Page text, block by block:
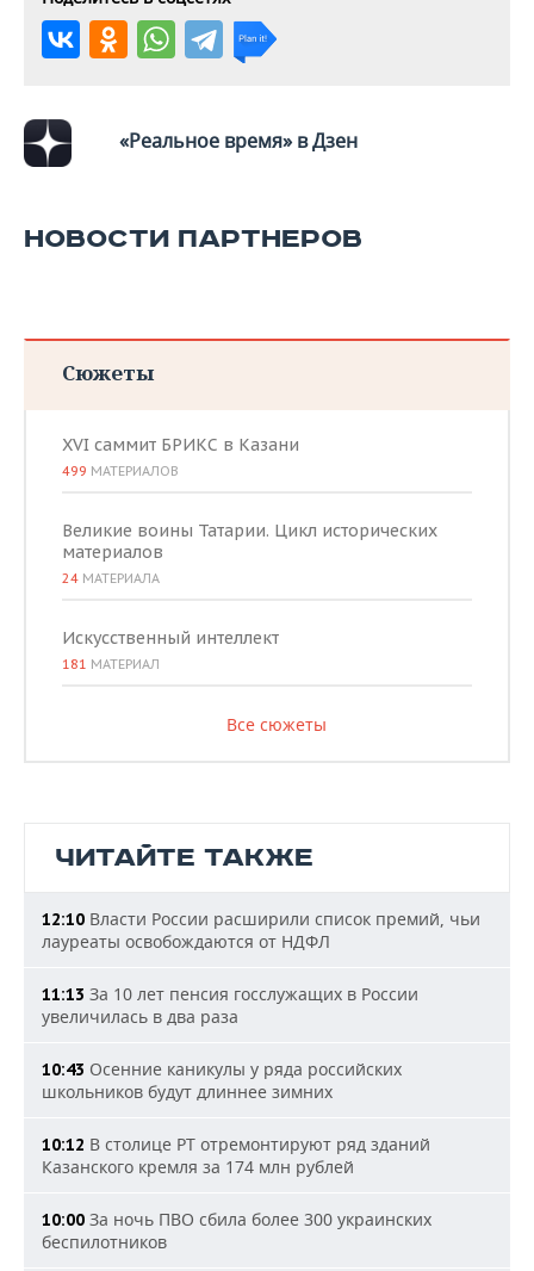
«Реальное время» в Дзен
НОВОСТИ ПАРТНЕРОВ
Сюжеты
XVI саммит БРИКС в Казани
499 МАТЕРИАЛОВ
Великие воины Татарии. Цикл исторических
материалов
24 МАТЕРИАЛА
Искусственный интеллект
181 МАТЕРИАЛ
Все сюжеты
ЧИТАЙТЕ ТАКЖЕ
12:10 Власти России расширили список премий, чьи
лауреаты освобождаются от НДФЛ
11:13 За 10 лет пенсия госслужащих в России
увеличилась в два раза
10:43 Осенние каникулы у ряда российских
школьников будут длиннее зимних
10:12 В столице РТ отремонтируют ряд зданий
Казанского кремля за 174 млн рублей
10:00 За ночь ПВО сбила более 300 украинских
беспилотников